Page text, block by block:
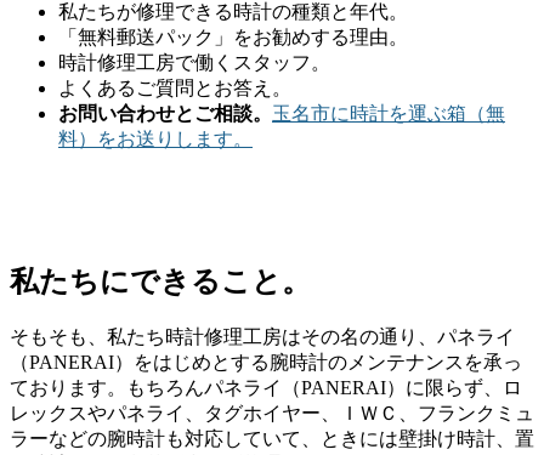
私たちが修理できる時計の種類と年代。
「無料郵送パック」をお勧めする理由。
時計修理工房で働くスタッフ。
よくあるご質問とお答え。
お問い合わせとご相談。
玉名市に時計を運ぶ箱（無
料）をお送りします。
私たちにできること。
そもそも、私たち時計修理工房はその名の通り、パネライ
（PANERAI）をはじめとする腕時計のメンテナンスを承っ
ております。もちろんパネライ（PANERAI）に限らず、ロ
レックスやパネライ、タグホイヤー、ＩＷＣ、フランクミュ
ラーなどの腕時計も対応していて、ときには壁掛け時計、置